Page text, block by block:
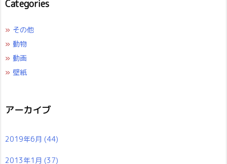
Categories
» その他
» 動物
» 動画
» 壁紙
アーカイブ
2019年6月 (44)
2013年1月 (37)